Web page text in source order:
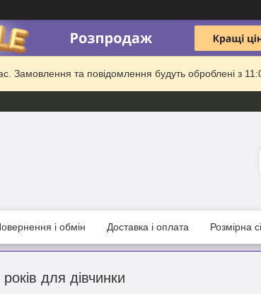
Замовлення та повідомлення будуть оброблені з
і обмін Доставка і оплата Розмірна
для дівчинки